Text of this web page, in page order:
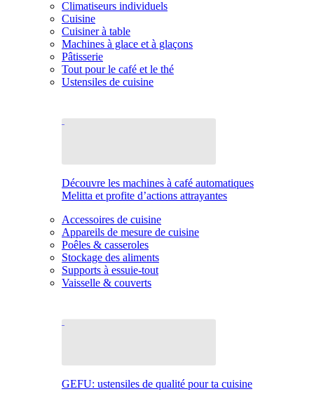
Climatiseurs individuels
Cuisine
Cuisiner à table
Machines à glace et à glaçons
Pâtisserie
Tout pour le café et le thé
Ustensiles de cuisine
Découvre les machines à café automatiques
Melitta et profite d’actions attrayantes
Accessoires de cuisine
Appareils de mesure de cuisine
Poêles & casseroles
Stockage des aliments
Supports à essuie-tout
Vaisselle & couverts
GEFU: ustensiles de qualité pour ta cuisine